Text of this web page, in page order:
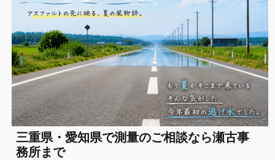
三重県・愛知県で測量のご相談なら瀬古事
務所まで